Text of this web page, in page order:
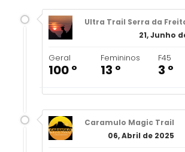
Ultra Trail Serra da
21, Junho
Geral
100 º
Femininos
13 º
F45
3 º
Caramulo Magic Trail
06, Abril de 2025